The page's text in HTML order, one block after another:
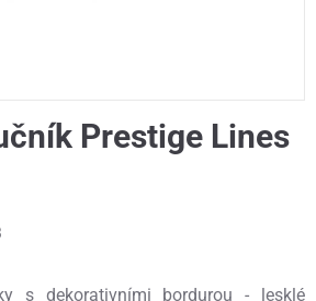
Prestige Lines
s dekorativními bordurou - lesklé